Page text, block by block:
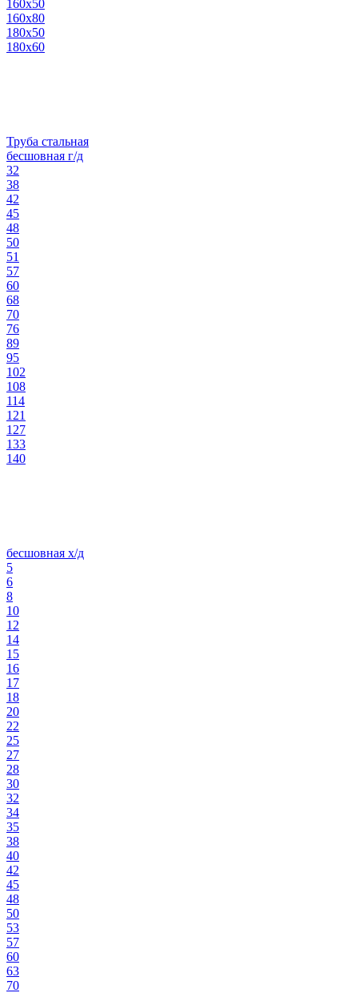
160х50
160х80
180х50
180х60
Труба стальная
бесшовная г/д
32
38
42
45
48
50
51
57
60
68
70
76
89
95
102
108
114
121
127
133
140
бесшовная х/д
5
6
8
10
12
14
15
16
17
18
20
22
25
27
28
30
32
34
35
38
40
42
45
48
50
53
57
60
63
70